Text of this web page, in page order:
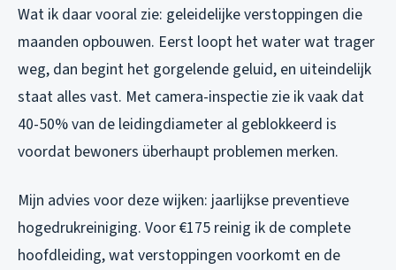
Wat ik daar vooral zie: geleidelijke verstoppingen die
maanden opbouwen. Eerst loopt het water wat trager
weg, dan begint het gorgelende geluid, en uiteindelijk
staat alles vast. Met camera-inspectie zie ik vaak dat
40-50% van de leidingdiameter al geblokkeerd is
voordat bewoners überhaupt problemen merken.
Mijn advies voor deze wijken: jaarlijkse preventieve
hogedrukreiniging. Voor €175 reinig ik de complete
hoofdleiding, wat verstoppingen voorkomt en de